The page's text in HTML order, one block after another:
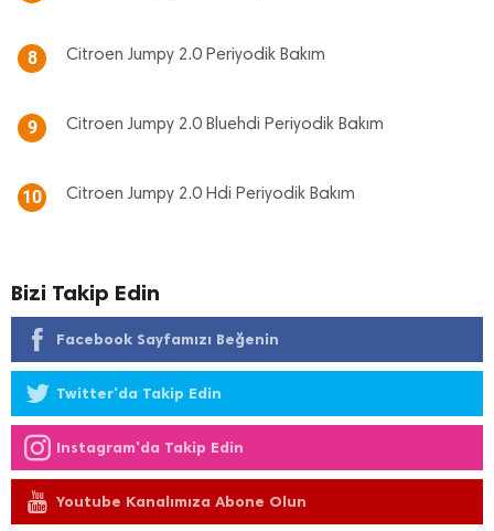
8 Citroen Jumpy 2.0 Periyodik Bakım
9 Citroen Jumpy 2.0 Bluehdi Periyodik Bakım
10 Citroen Jumpy 2.0 Hdi Periyodik Bakım
Bizi Takip Edin
Facebook Sayfamızı Beğenin
Twitter'da Takip Edin
Instagram'da Takip Edin
Youtube Kanalımıza Abone Olun